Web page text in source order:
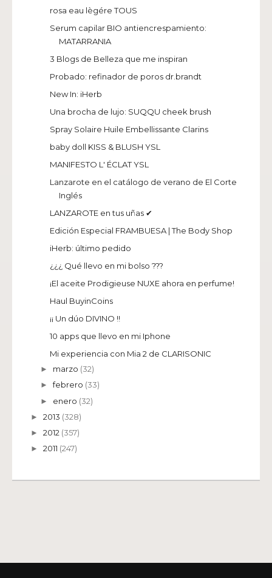
rosa eau lègére TOUS
Serum capilar BIO antiencrespamiento:
MATARRANIA
3 Blogs de Belleza que me inspiran
Probado: refinador de poros dr.brandt
New In: iHerb
Una brocha de lujo: SUQQU cheek brush
Spray Solaire Huile Embellissante Clarins
baby doll KISS & BLUSH YSL
MANIFESTO L' ÉCLAT YSL
Lanzarote en el catálogo de verano de El Corte
Inglés
LANZAROTE en tus uñas ✔
Edición Especial FRAMBUESA | The Body Shop
iHerb: último pedido
¿¿¿ Qué llevo en mi bolso ???
¡El aceite Prodigieuse NUXE ahora en perfume!
Haul BuyinCoins
¡¡ Un dúo DIVINO !!
10 apps que llevo en mi Iphone
Mi experiencia con Mia 2 de CLARISONIC
► marzo (32)
►febrero (33)
► enero (32)
► 2013 (328)
► 2012 (357)
► 2011 (247)